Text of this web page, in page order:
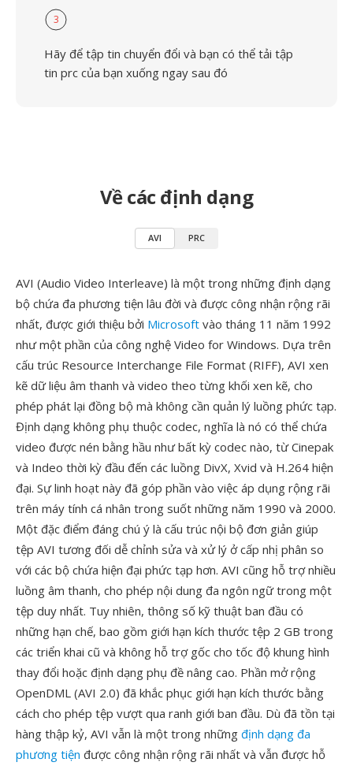
3
Hãy để tập tin chuyển đổi và bạn có thể tải tập
tin prc của bạn xuống ngay sau đó
Về các định dạng
AVI PRC
AVI (Audio Video Interleave) là một trong những định dạng
bộ chứa đa phương tiện lâu đời và được công nhận rộng rãi
nhất, được giới thiệu bởi Microsoft vào tháng 11 năm 1992
như một phần của công nghệ Video for Windows. Dựa trên
cấu trúc Resource Interchange File Format (RIFF), AVI xen
kẽ dữ liệu âm thanh và video theo từng khối xen kẽ, cho
phép phát lại đồng bộ mà không cần quản lý luồng phức tạp.
Định dạng không phụ thuộc codec, nghĩa là nó có thể chứa
video được nén bằng hầu như bất kỳ codec nào, từ Cinepak
và Indeo thời kỳ đầu đến các luồng DivX, Xvid và H.264 hiện
đại. Sự linh hoạt này đã góp phần vào việc áp dụng rộng rãi
trên máy tính cá nhân trong suốt những năm 1990 và 2000.
Một đặc điểm đáng chú ý là cấu trúc nội bộ đơn giản giúp
tệp AVI tương đối dễ chỉnh sửa và xử lý ở cấp nhị phân so
với các bộ chứa hiện đại phức tạp hơn. AVI cũng hỗ trợ nhiều
luồng âm thanh, cho phép nội dung đa ngôn ngữ trong một
tệp duy nhất. Tuy nhiên, thông số kỹ thuật ban đầu có
những hạn chế, bao gồm giới hạn kích thước tệp 2 GB trong
các triển khai cũ và không hỗ trợ gốc cho tốc độ khung hình
thay đổi hoặc định dạng phụ đề nâng cao. Phần mở rộng
OpenDML (AVI 2.0) đã khắc phục giới hạn kích thước bằng
cách cho phép tệp vượt qua ranh giới ban đầu. Dù đã tồn tại
hàng thập kỷ, AVI vẫn là một trong những định dạng đa
phương tiện được công nhận rộng rãi nhất và vẫn được hỗ